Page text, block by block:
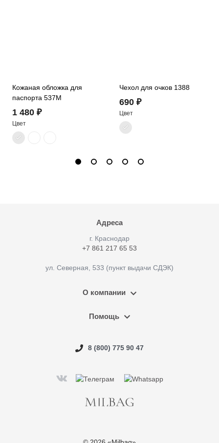
Кожаная обложка для
паспорта 537M
1 480 ₽
Цвет
Чехол для очков 1388
690 ₽
Цвет
Адреса
г. Краснодар
+7 861 217 65 53
ул. Северная, 533 (пункт выдачи СДЭК)
О компании
Помощь
8 (800) 775 90 47